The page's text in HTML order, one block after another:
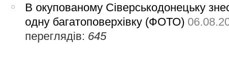
В окупованому Сіверськодонецьку
одну багатоповерхівку (ФОТО)
переглядів: 645